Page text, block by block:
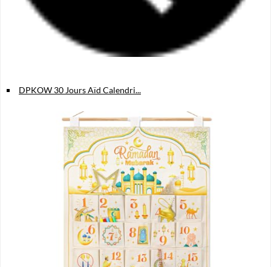
DPKOW 30 Jours Aïd Calendri...